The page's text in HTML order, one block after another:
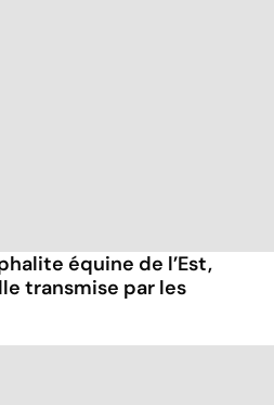
équine de l’Est,
transmise par les